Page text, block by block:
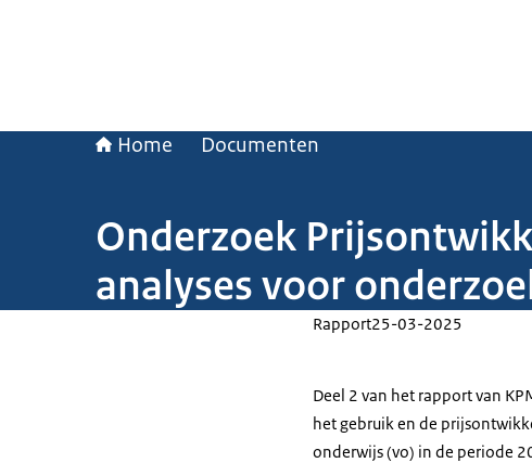
Home Documenten
Onderzoek
analyses voor
Rapport25-03-2025
Deel 2 van het rapport van
het gebruik en de
onderwijs (vo) in de periode